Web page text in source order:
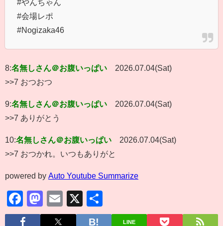
#やんちゃん
#会場レポ
#Nogizaka46
8:名無しさん＠お腹いっぱい
2026.07.04(Sat)
>>7 おつおつ
9:名無しさん＠お腹いっぱい
2026.07.04(Sat)
>>7 ありがとう
10:名無しさん＠お腹いっぱい
2026.07.04(Sat)
>>7 おつかれ。いつもありがと
powered by Auto Youtube Summarize
Facebook
Mastodon
Email
X
有
LINE